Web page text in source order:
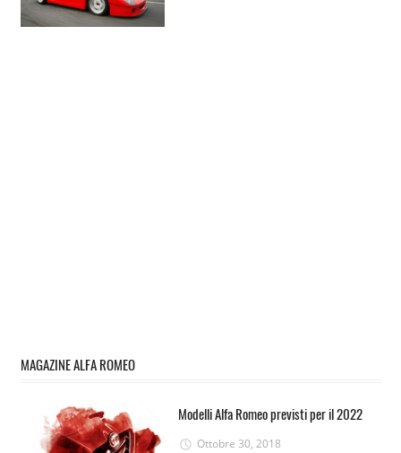
MAGAZINE ALFA ROMEO
Modelli Alfa Romeo previsti per il 2022
Ottobre 30, 2018